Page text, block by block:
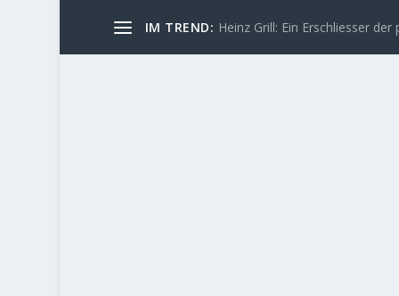
IM TREND: Heinz Grill: Ein Erschliesser